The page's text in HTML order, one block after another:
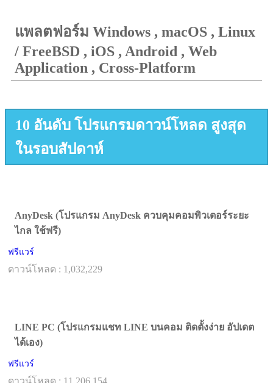
แพลตฟอร์ม Windows , macOS , Linux
/ FreeBSD , iOS , Android , Web
Application , Cross-Platform
10 อันดับ โปรแกรมดาวน์โหลด สูงสุด
ในรอบสัปดาห์
AnyDesk (โปรแกรม AnyDesk ควบคุมคอมพิวเตอร์ระยะ
ไกล ใช้ฟรี)
ฟรีแวร์
ดาวน์โหลด : 1,032,229
LINE PC (โปรแกรมแชท LINE บนคอม ติดตั้งง่าย อัปเดต
ได้เอง)
ฟรีแวร์
ดาวน์โหลด : 11,206,154